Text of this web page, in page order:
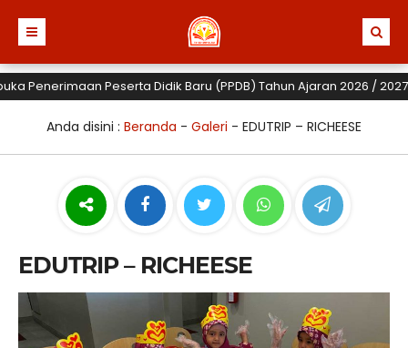
Penerimaan Peserta Didik Baru (PPDB) Tahun Ajaran 2026 / 2027
Anda disini : Beranda - Galeri - EDUTRIP – RICHEESE
EDUTRIP – RICHEESE